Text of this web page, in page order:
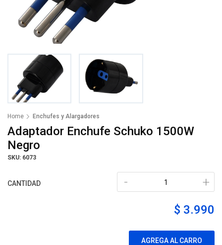
Home Enchufes y Alargadores
Adaptador Enchufe Schuko 1500W
Negro
SKU: 6073
CANTIDAD +
-
$ 3.990
AGREGA AL CARRO